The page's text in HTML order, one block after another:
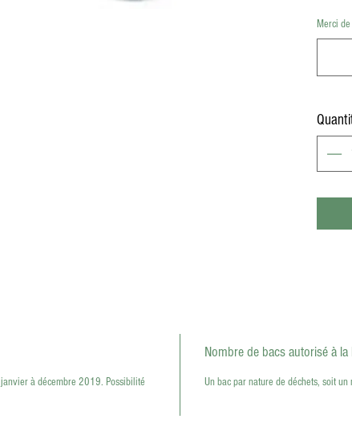
6h00
Merci
à décembre 2019. Possibilité
Nombre de bacs autorisé à
Un bac par nature de déchets, soit